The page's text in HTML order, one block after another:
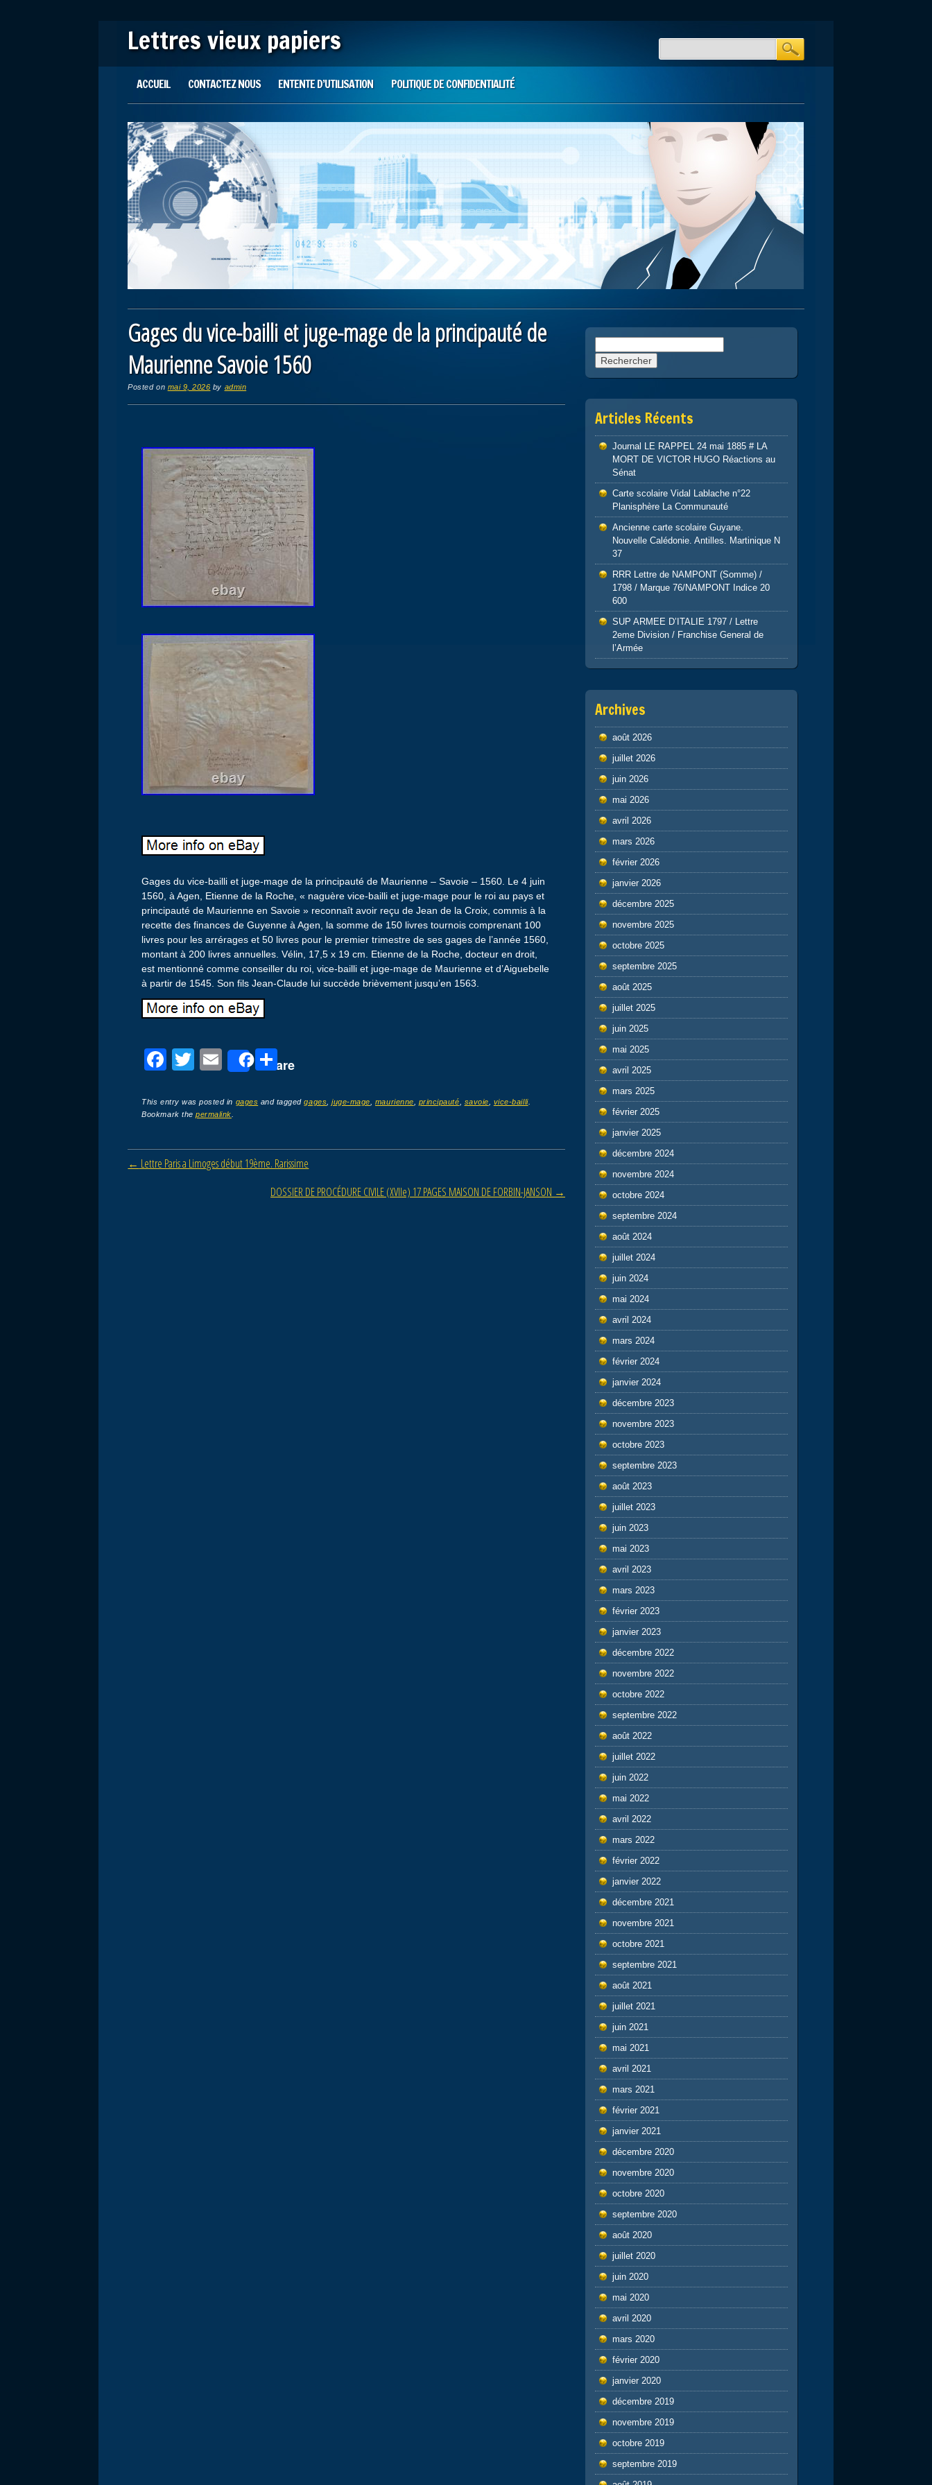
Lettres vieux papiers
Main menu
ACCUEIL CONTACTEZ NOUS ENTENTE D’UTILISATION POLITIQUE DE CONFIDENTIALITÉ
Gages du vice-bailli et juge-mage de la principauté de
Maurienne Savoie 1560
Posted on mai 9, 2026 by admin
Gages du vice-bailli et juge-mage de la principauté de Maurienne – Savoie – 1560. Le 4 juin
1560, à Agen, Etienne de la Roche, « naguère vice-bailli et juge-mage pour le roi au pays et
principauté de Maurienne en Savoie » reconnaît avoir reçu de Jean de la Croix, commis à la
recette des finances de Guyenne à Agen, la somme de 150 livres tournois comprenant 100
livres pour les arrérages et 50 livres pour le premier trimestre de ses gages de l’année 1560,
montant à 200 livres annuelles. Vélin, 17,5 x 19 cm. Etienne de la Roche, docteur en droit,
est mentionné comme conseiller du roi, vice-bailli et juge-mage de Maurienne et d’Aiguebelle
à partir de 1545. Son fils Jean-Claude lui succède brièvement jusqu’en 1563.
F
c
e
b
o
T
tt
er
E
ail
Share
P
ta
er
This entry was posted in gages and taggedgages ,juge-mage maurienne principauté savoie vice-bailli.
Bookmark thepermalink
Post navigation
← Lettre Paris a Limoges début 19ème. Rarissime
DOSSIER DE PROCÉDURE CIVILE (XVIIe) 17 PAGES MAISON DE FORBIN-JANSON →
Articles Récents
Journal LE RAPPEL 24 mai 1885 # LA
MORT DE VICTOR HUGO Réactions au
Sénat
Carte scolaire Vidal Lablache n°22
Planisphère La Communauté
Ancienne carte scolaire Guyane.
Nouvelle Calédonie. Antilles. Martinique N
37
RRR Lettre de NAMPONT (Somme) /
1798 / Marque 76/NAMPONT Indice 20
600
SUP ARMEE D’ITALIE 1797 / Lettre
2eme Division / Franchise General de
l’Armée
Archives
août 2026
juillet 2026
juin 2026
mai 2026
avril 2026
mars 2026
février 2026
janvier 2026
décembre 2025
novembre 2025
octobre 2025
septembre 2025
août 2025
juillet 2025
juin 2025
mai 2025
avril 2025
mars 2025
février 2025
janvier 2025
décembre 2024
novembre 2024
octobre 2024
septembre 2024
août 2024
juillet 2024
juin 2024
mai 2024
avril 2024
mars 2024
février 2024
janvier 2024
décembre 2023
novembre 2023
octobre 2023
septembre 2023
août 2023
juillet 2023
juin 2023
mai 2023
avril 2023
mars 2023
février 2023
janvier 2023
décembre 2022
novembre 2022
octobre 2022
septembre 2022
août 2022
juillet 2022
juin 2022
mai 2022
avril 2022
mars 2022
février 2022
janvier 2022
décembre 2021
novembre 2021
octobre 2021
septembre 2021
août 2021
juillet 2021
juin 2021
mai 2021
avril 2021
mars 2021
février 2021
janvier 2021
décembre 2020
novembre 2020
octobre 2020
septembre 2020
août 2020
juillet 2020
juin 2020
mai 2020
avril 2020
mars 2020
février 2020
janvier 2020
décembre 2019
novembre 2019
octobre 2019
septembre 2019